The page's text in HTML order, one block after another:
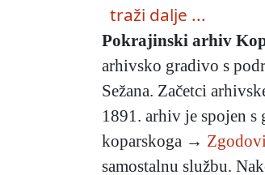
traži dalje ...
Pokrajinski arhiv
arhivsko gradivo s
Sežana. Začetci
1891. arhiv je spojen
koparskoga →
samostalnu službu.